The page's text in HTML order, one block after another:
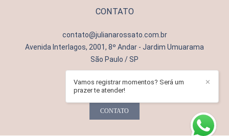
CONTATO
contato@julianarossato.com.br
Avenida Interlagos, 2001, 8º Andar - Jardim Umuarama
São Paulo / SP
CONTATO
✕
Vamos registrar momentos? Será um
prazer te atender!